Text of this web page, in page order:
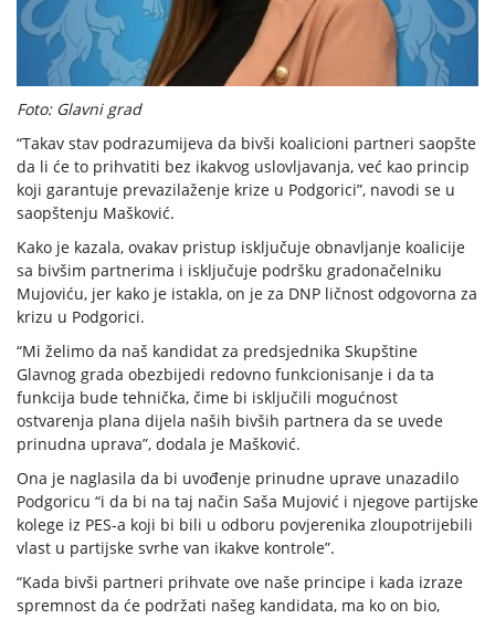
Foto: Glavni grad
“Takav stav podrazumijeva da bivši koalicioni partneri saopšte
da li će to prihvatiti bez ikakvog uslovljavanja, već kao princip
koji garantuje prevazilaženje krize u Podgorici”, navodi se u
saopštenju Mašković.
Kako je kazala, ovakav pristup isključuje obnavljanje koalicije
sa bivšim partnerima i isključuje podršku gradonačelniku
Mujoviću, jer kako je istakla, on je za DNP ličnost odgovorna za
krizu u Podgorici.
“Mi želimo da naš kandidat za predsjednika Skupštine
Glavnog grada obezbijedi redovno funkcionisanje i da ta
funkcija bude tehnička, čime bi isključili mogućnost
ostvarenja plana dijela naših bivših partnera da se uvede
prinudna uprava”, dodala je Mašković.
Ona je naglasila da bi uvođenje prinudne uprave unazadilo
Podgoricu “i da bi na taj način Saša Mujović i njegove partijske
kolege iz PES-a koji bi bili u odboru povjerenika zloupotrijebili
vlast u partijske svrhe van ikakve kontrole”.
“Kada bivši partneri prihvate ove naše principe i kada izraze
spremnost da će podržati našeg kandidata, ma ko on bio,